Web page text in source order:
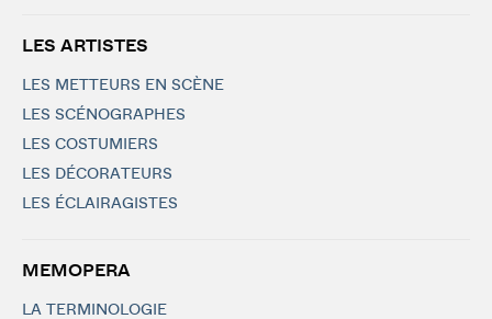
LES ARTISTES
LES METTEURS EN SCÈNE
LES SCÉNOGRAPHES
LES COSTUMIERS
LES DÉCORATEURS
LES ÉCLAIRAGISTES
MEMOPERA
LA TERMINOLOGIE